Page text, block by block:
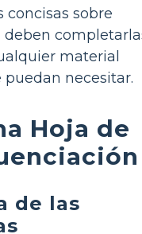
concisas sobre
deben
material
necesitar.
Hoja de
de las